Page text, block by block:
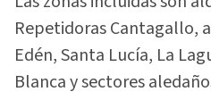
Repetidoras Cantagallo,
Edén, Santa Lucía, La
Blanca y sectores